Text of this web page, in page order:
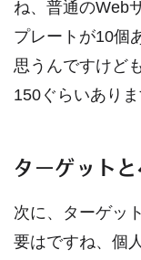
ね、普通のWeb
プレートが10個
思うんですけど
150ぐらいありま
ターゲット
次に、ターゲッ
要はですね、個